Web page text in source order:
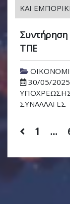
ΚΑΙ
Συντήρηση
ΤΠΕ
30/05/2025
ΣΥΝΑΛΛΑΓΕΣ
1 …